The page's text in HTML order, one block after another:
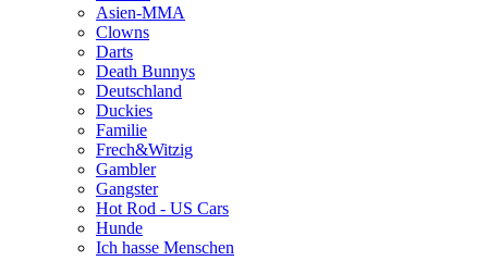
Asien-MMA
Clowns
Darts
Death Bunnys
Deutschland
Duckies
Familie
Frech&Witzig
Gambler
Gangster
Hot Rod - US Cars
Hunde
Ich hasse Menschen